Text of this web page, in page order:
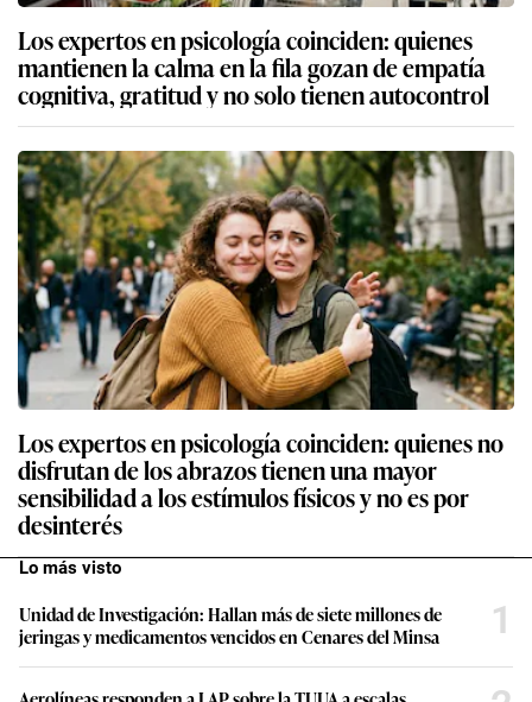
Los expertos en psicología coinciden: quienes
mantienen la calma en la fila gozan de empatía
cognitiva, gratitud y no solo tienen autocontrol
Los expertos en psicología coinciden: quienes no
disfrutan de los abrazos tienen una mayor
sensibilidad a los estímulos físicos y no es por
desinterés
Lo más visto
Unidad de Investigación: Hallan más de siete millones de
jeringas y medicamentos vencidos en Cenares del Minsa
1